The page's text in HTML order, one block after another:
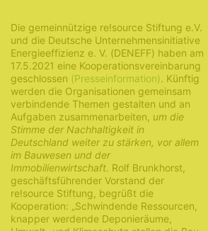
Die gemeinnützige re!source Stiftung e.V.
und die Deutsche Unternehmensinitiative
Energieeffizienz e. V. (DENEFF) haben am
17.5.2021 eine Kooperationsvereinbarung
geschlossen (Presseinformation). Künftig
werden die Organisationen gemeinsam
verbindende Themen gestalten und an
Aufgaben zusammenarbeiten, um die
Stimme der Nachhaltigkeit in
Deutschland weiter zu stärken, vor allem
im Bauwesen und der
Immobilienwirtschaft. Rolf Brunkhorst,
geschäftsführender Vorstand der
re!source Stiftung, begrüßt die
Kooperation: „Schwindende Ressourcen,
knapper werdende Deponieräume,